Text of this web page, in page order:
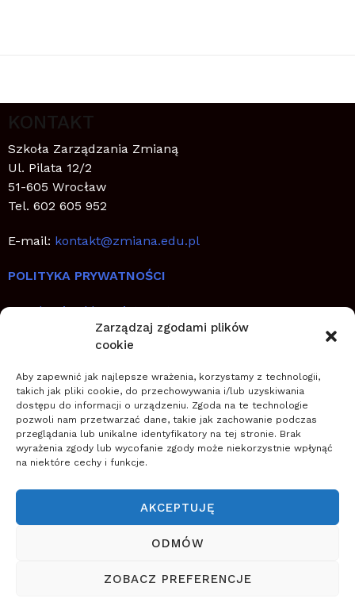
Zarządzaj zgodami plików
cookie
Aby zapewnić jak najlepsze wrażenia, korzystamy z technologii,
takich jak pliki cookie, do przechowywania i/lub uzyskiwania
dostępu do informacji o urządzeniu. Zgoda na te technologie
pozwoli nam przetwarzać dane, takie jak zachowanie podczas
przeglądania lub unikalne identyfikatory na tej stronie. Brak
wyrażenia zgody lub wycofanie zgody może niekorzystnie wpłynąć
na niektóre cechy i funkcje.
AKCEPTUJĘ
ODMÓW
ZOBACZ PREFERENCJE
KONTAKT
Szkoła Zarządzania Zmianą
Ul. Pilata 12/2
51-605 Wrocław
Tel. 602 605 952
E-mail: kontakt@zmiana.edu.pl
POLITYKA PRYWATNOŚCI
Regulamin sklepu internetowego
Jak planować, wdrażać i utrwalić zmianę
Zostań coachem transformacji
Zwiększ szanse na sukces zmiany
Szkoła Zarządzania Zmianą wspiera firmy w
planowaniu, wdrażaniu i zapewnieniu trwałości zmian
(nowych przedsięwzięć, projektów, innowacji,